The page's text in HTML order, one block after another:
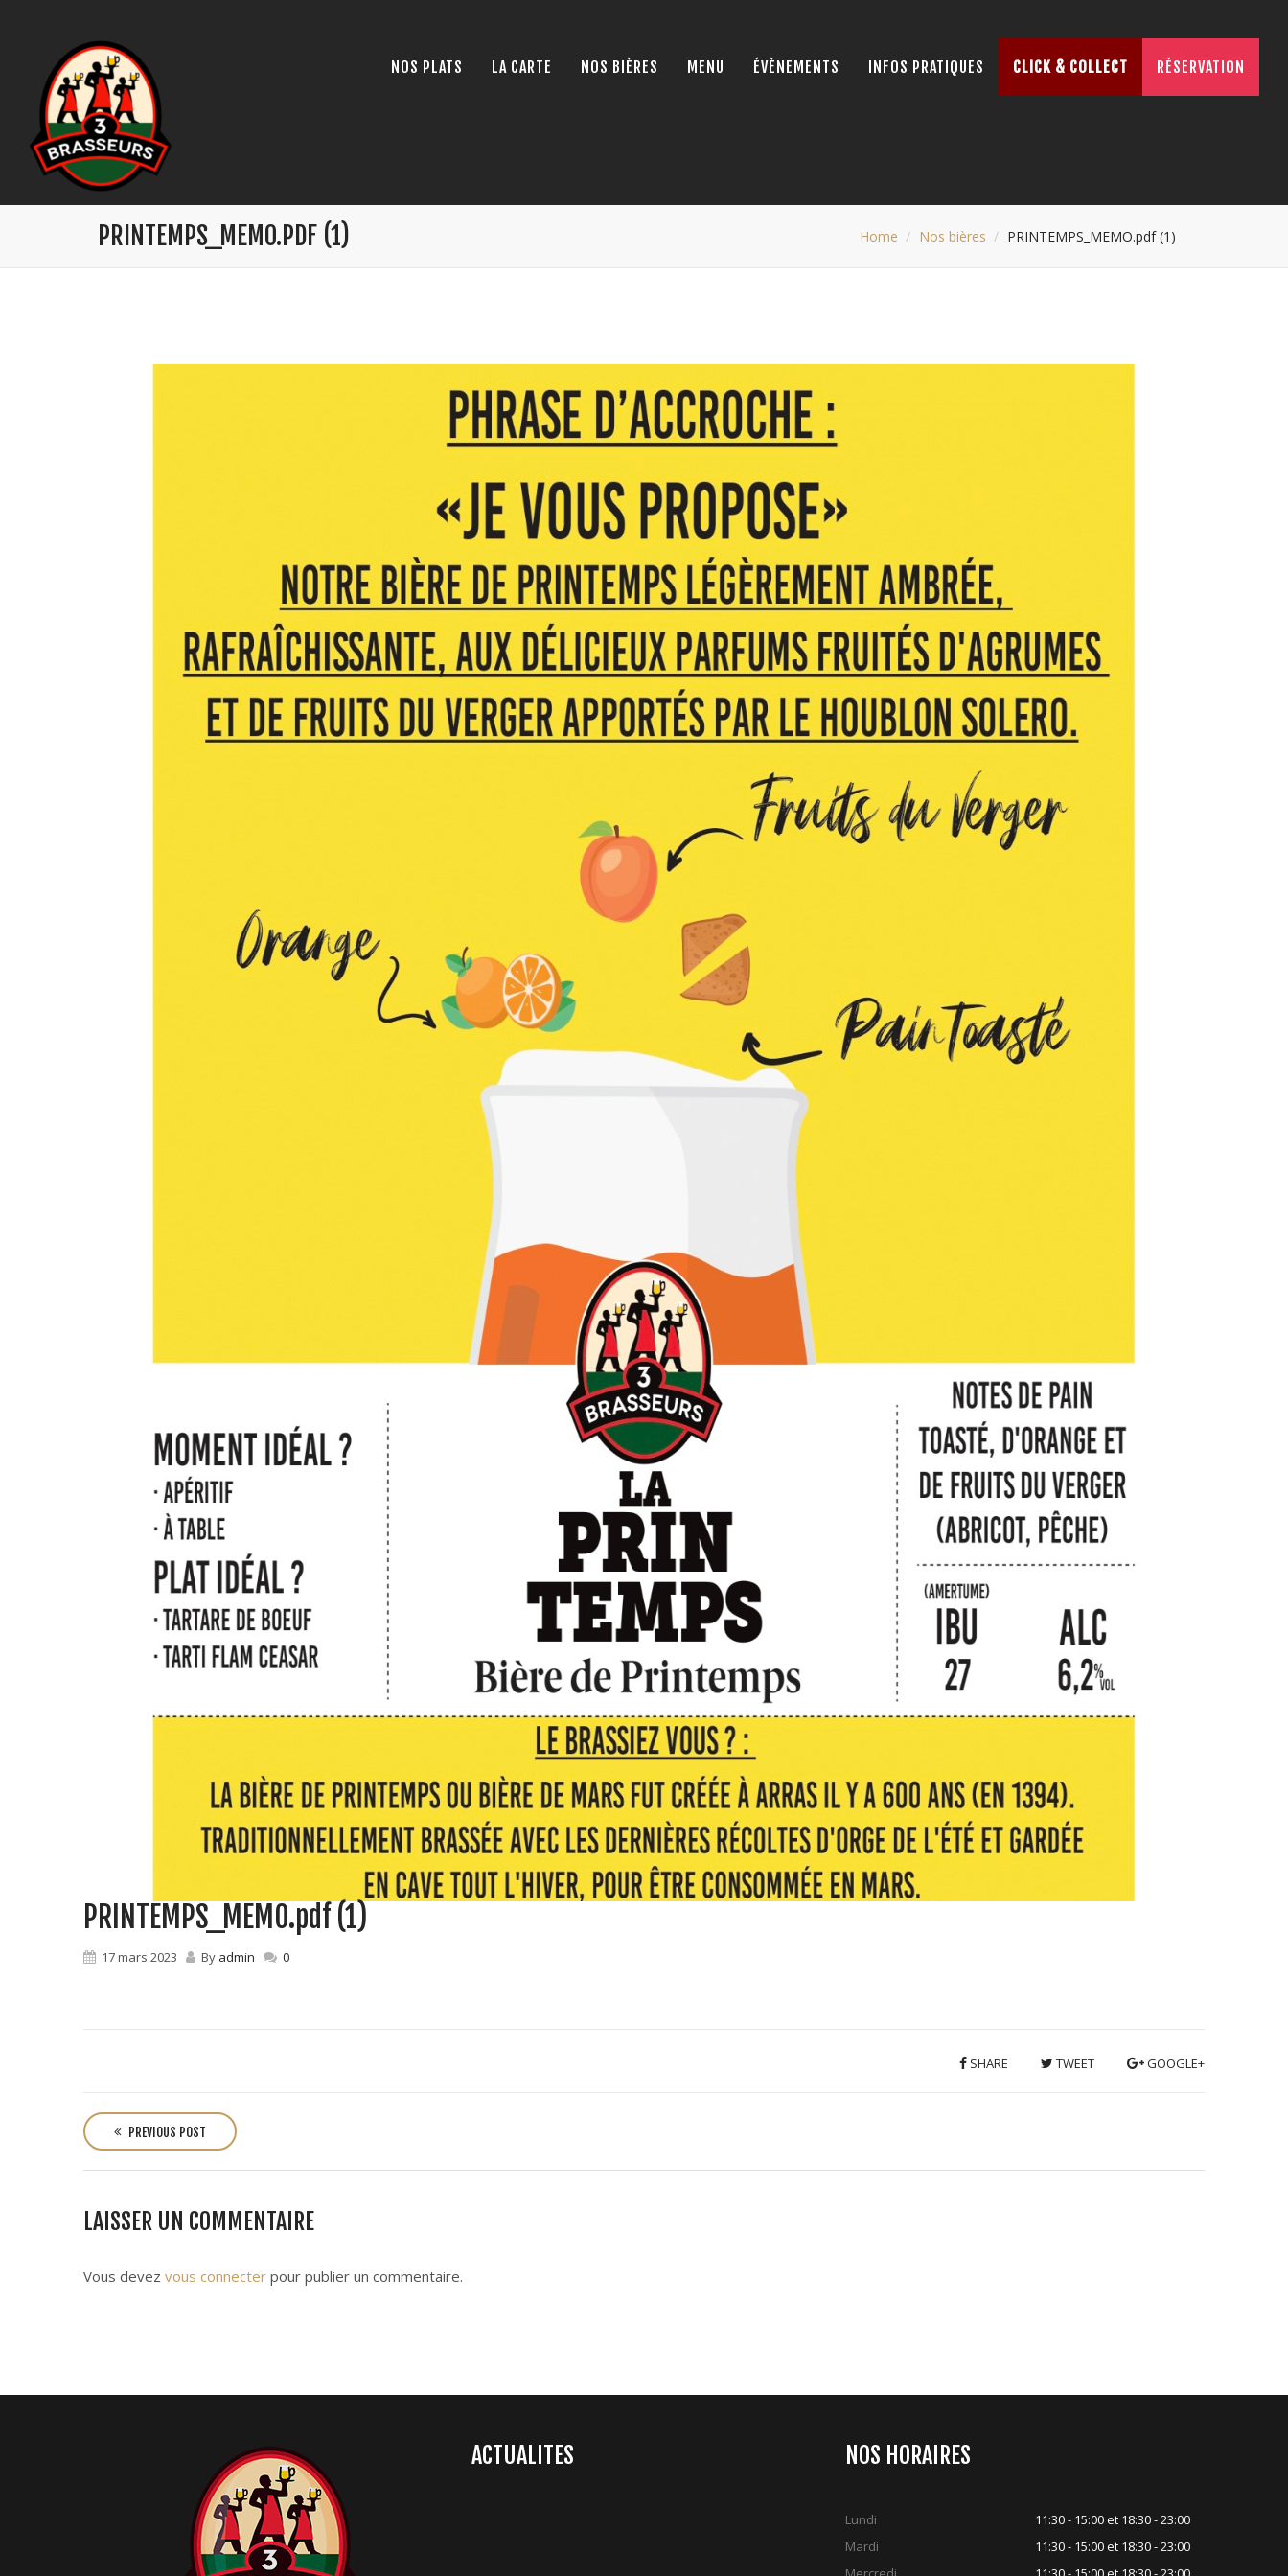
NOS PLATS LA CARTE NOS BIÈRES MENU ÉVÈNEMENTS INFOS PRATIQUES CLICK & COLLECT RÉSERVATION
PRINTEMPS_MEMO.PDF (1) Home Nos bières PRINTEMPS_MEMO.pdf (1)
PRINTEMPS_MEMO.pdf (1)
17 mars 2023 By admin 0
SHARE TWEET GOOGLE+
o
s
t
n
a
i
o
PREVIOUS POST
LAISSER UN COMMENTAIRE
Vous devez vous connecter pour publier un commentaire.
ACTUALITES NOS HORAIRES
Lundi
11:30 - 15:00 et 18:30 - 23:00
Mardi
11:30 - 15:00 et 18:30 - 23:00